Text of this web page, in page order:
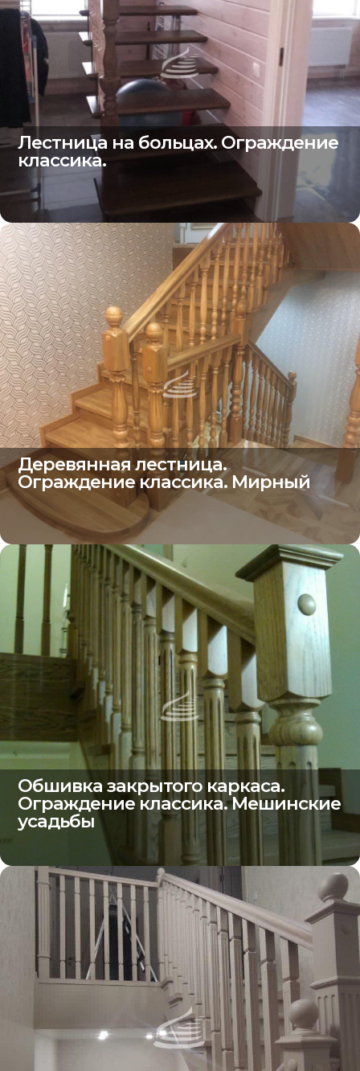
Лестница на больцах. Ограждение
классика.
Деревянная лестница.
Ограждение классика. Мирный
Обшивка закрытого каркаса.
Ограждение классика. Мешинские
усадьбы